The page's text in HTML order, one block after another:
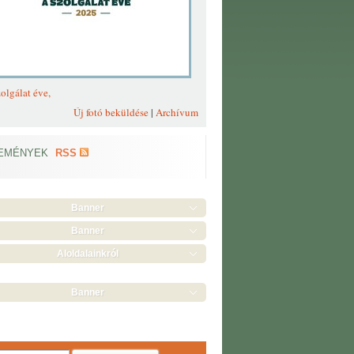
éve,
Új fotó beküldése| Archívum
RSS
Banner
Banner
Aloldalainkról
Banner